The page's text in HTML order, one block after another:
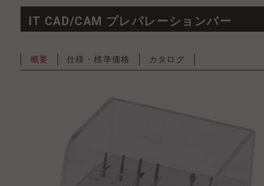
IT CAD/CAM プレパレーションバー
概要 仕様・標準価格 カタログ